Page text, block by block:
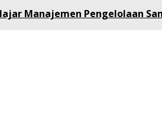
Manajemen Pengelolaan